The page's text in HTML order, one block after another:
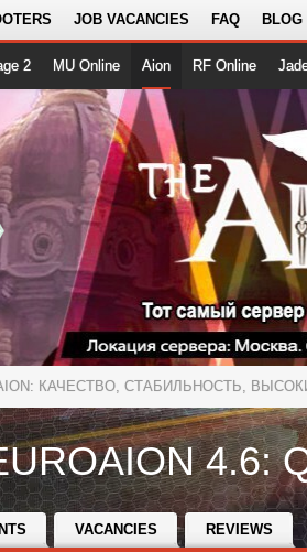
JOB VACANCIES FAQ BLOG
2 MU Online Aion RF Online
КАЧЕСТВО, СТАБИЛЬНОСТЬ,
VACANCIES REVIEWS